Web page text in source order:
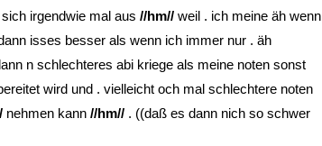
irgendwie mal aus //hm// weil . ich meine äh wenn
isses besser als wenn ich immer nur . äh
n schlechteres abi kriege als meine noten sonst
wird und . vielleicht och mal schlechtere noten
nehmen kann //hm// . ((daß es dann nich so schwer